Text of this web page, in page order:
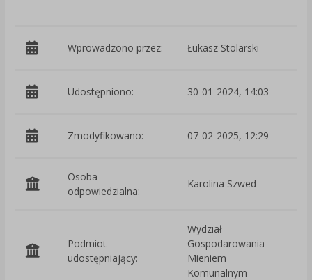
Wprowadzono przez: Łukasz Stolarski
Udostępniono: 30-01-2024, 14:03
Zmodyfikowano: 07-02-2025, 12:29
Osoba
odpowiedzialna:
Karolina Szwed
Podmiot
udostępniający:
Wydział
Gospodarowania
Mieniem
Komunalnym